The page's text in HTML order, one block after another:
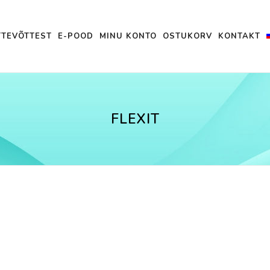
E-POOD MINU KONTO OSTUKORV KONTAKT
FLEXIT